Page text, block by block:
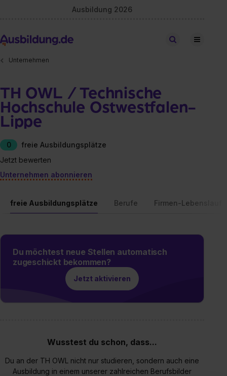
Ausbildung 2026
Stellen finden
Unternehmen
TH OWL / Technische
Hochschule Ostwestfalen-
Lippe
0
freie Ausbildungsplätze
Jetzt bewerten
Unternehmen abonnieren
freie Ausbildungsplätze Berufe Firmen-Lebenslauf
Du möchtest neue Stellen automatisch
zugeschickt bekommen?
Jetzt aktivieren
Wusstest du schon, dass...
Du an der TH OWL nicht nur studieren, sondern auch eine
Ausbildung in einem unserer zahlreichen Berufsbilder